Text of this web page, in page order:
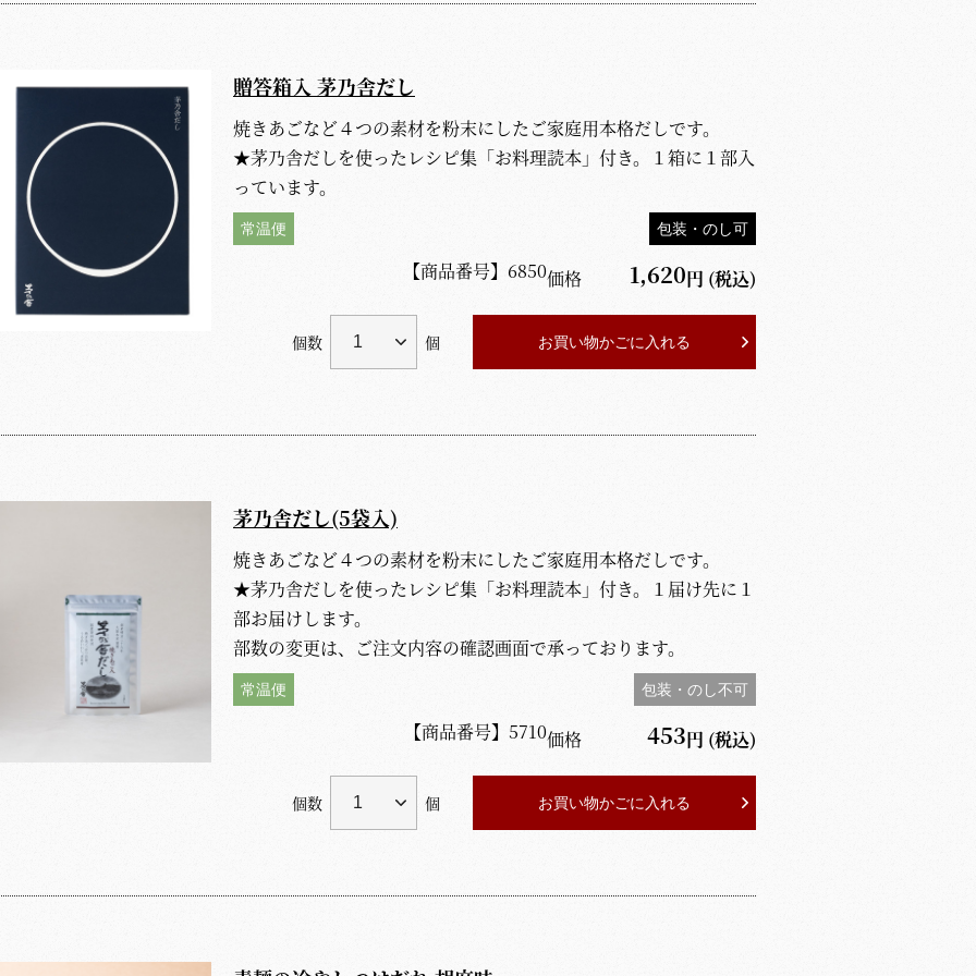
贈答箱入 茅乃舎だし
焼きあごなど４つの素材を粉末にしたご家庭用本格だしです。
★茅乃舎だしを使ったレシピ集「お料理読本」付き。１箱に１部入
っています。
常温便 包装・のし可
【商品番号】 6850価格 1,620円 (税込)
個数 個 お買い物かごに入れる
茅乃舎だし(5袋入)
焼きあごなど４つの素材を粉末にしたご家庭用本格だしです。
★茅乃舎だしを使ったレシピ集「お料理読本」付き。１届け先に１
部お届けします。
部数の変更は、ご注文内容の確認画面で承っております。
常温便 包装・のし不可
【商品番号】 5710価格 453円 (税込)
個数 個 お買い物かごに入れる